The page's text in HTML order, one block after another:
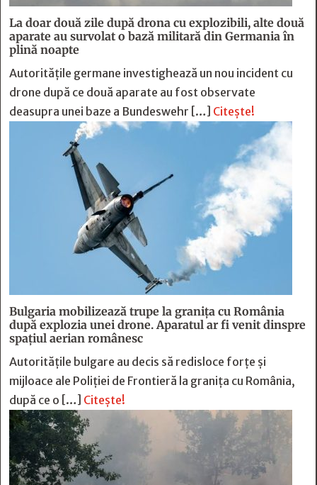
La doar două zile după drona cu explozibili, alte două
aparate au survolat o bază militară din Germania în
plină noapte
Autoritățile germane investighează un nou incident cu
drone după ce două aparate au fost observate
deasupra unei baze a Bundeswehr […] Citește!
Bulgaria mobilizează trupe la granița cu România
după explozia unei drone. Aparatul ar fi venit dinspre
spațiul aerian românesc
Autoritățile bulgare au decis să redisloce forțe și
mijloace ale Poliției de Frontieră la granița cu România,
după ce o […] Citește!